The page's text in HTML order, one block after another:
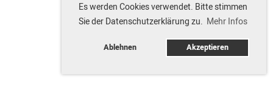
Es werden Cookies verwendet. Bitte stimmen
Sie der Datenschutzerklärung zu. Mehr Infos
Ablehnen Akzeptieren